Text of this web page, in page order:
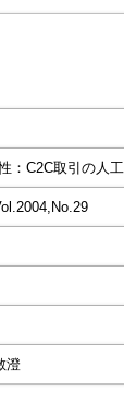
：C2C取引の人
澄